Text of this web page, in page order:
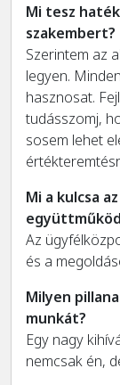
Mi tesz
szakembert?
Szerintem az
legyen.
hasznosat.
tudásszomj,
sosem lehet
Mi a kulcsa
Az
és a
Milyen
munkát?
Egy nagy
nemcsak én,